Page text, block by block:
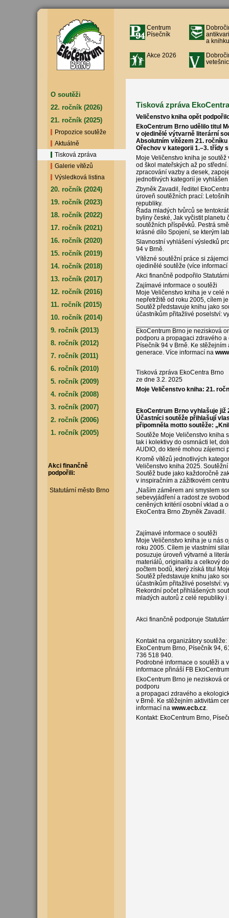
Centrum
Písečník
a
Akce 2026
O soutěži
22. ročník (2026)
21. ročník (2025)
Propozice soutěže
Aktuálně
Tisková zpráva
Galerie vítězů
Výsledková listina
20. ročník (2024)
19. ročník (2023)
18. ročník (2022)
17. ročník (2021)
16. ročník (2020)
15. ročník (2019)
14. ročník (2018)
13. ročník (2017)
12. ročník (2016)
11. ročník (2015)
10. ročník (2014)
9. ročník (2013)
8. ročník (2012)
7. ročník (2011)
6. ročník (2010)
5. ročník (2009)
4. ročník (2008)
3. ročník (2007)
2. ročník (2006)
1. ročník (2005)
Akci finančně
podpořili:
Statutární město Brno
Tisková zpráva
Veličenstvo kniha opět
EkoCentrum Brno udělilo titul
v ojedinělé výtvarně literární
Absolutním vítězem 21.
Ořechov v kategorii 1.–3. třídy
Moje Veličenstvo kniha je
od škol mateřských až po
zpracování vazby a desek,
jednotlivých kategorií je
Zbyněk Zavadil, ředitel
úroveň soutěžních prací:
republiky.
Řada mladých tvůrců se
byliny české, Jak vyčistit
soutěžních příspěvků. Pestrá
krásné dílo Spojení, se kterým
Slavnostní vyhlášení výsledků
94 v Brně.
Vítězné soutěžní práce si
ojedinělé soutěže (více
Akci finančně podpořilo
Zajímavé informace o soutěži
Moje Veličenstvo kniha je v celé
nepřetržitě od roku 2005, cílem
Soutěž představuje knihu jako
účastníkům přitažlivé poselství:
EkoCentrum Brno je nezisková
podporu a propagaci zdravého
Písečník 94 v Brně. Ke
generace. Více informací na
Tisková zpráva EkoCentra Brno
ze dne 3.2. 2025
Moje Veličenstvo kniha: 21.
EkoCentrum Brno vyhlašuje
Účastníci soutěže přihlašují
připomněla motto soutěže:
Soutěže Moje Veličenstvo kniha
tak i kolektivy do osmnácti let,
AUDIO, do které mohou zájemci
Kromě vítězů jednotlivých
Veličenstvo kniha 2025.
Soutěž bude jako každoročně
v inspiračním a zážitkovém
„Naším záměrem ani smyslem
sebevyjádření a radost ze
ceněných kritérií osobní vklad a
EkoCentra Brno Zbyněk Zavadil.
Zajímavé informace o soutěži
Moje Veličenstvo kniha je u nás
roku 2005. Cílem je vlastními
posuzuje úroveň výtvarné a
materiálů, originalitu a celkový
počtem bodů, který získá titul
Soutěž představuje knihu jako
účastníkům přitažlivé poselství:
Rekordní počet přihlášených
mladých autorů z celé republiky i
Akci finančně podporuje
Kontakt na organizátory soutěže:
EkoCentrum Brno, Písečník 94,
736 518 940.
Podrobné informace o soutěži a
informace přináší FB
EkoCentrum Brno je nezisková
podporu
a propagaci zdravého a
v Brně. Ke stěžejním aktivitám
informací na www.ecb.cz.
Kontakt: EkoCentrum Brno,